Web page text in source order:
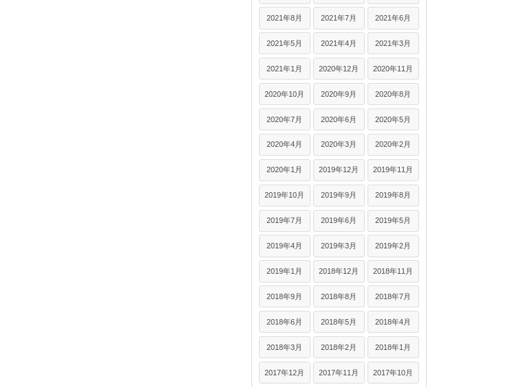
2021年8月 2021年7月 2021年6月
2021年5月 2021年4月 2021年3月
2021年1月 2020年12月 2020年11月
2020年10月 2020年9月 2020年8月
2020年7月 2020年6月 2020年5月
2020年4月 2020年3月 2020年2月
2020年1月 2019年12月 2019年11月
2019年10月 2019年9月 2019年8月
2019年7月 2019年6月 2019年5月
2019年4月 2019年3月 2019年2月
2019年1月 2018年12月 2018年11月
2018年9月 2018年8月 2018年7月
2018年6月 2018年5月 2018年4月
2018年3月 2018年2月 2018年1月
2017年12月 2017年11月 2017年10月